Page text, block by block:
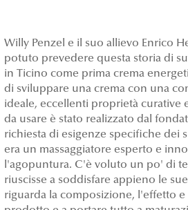
Willy Penzel e il suo allievo Enrico
potuto prevedere questa storia di
in Ticino come prima crema
di sviluppare una crema con una
ideale, eccellenti proprietà curative
da usare è stato realizzato dal
richiesta di esigenze specifiche dei
era un massaggiatore esperto e
l'agopuntura. C'è voluto un po' di
riuscisse a soddisfare appieno le
riguarda la composizione, l'effetto e